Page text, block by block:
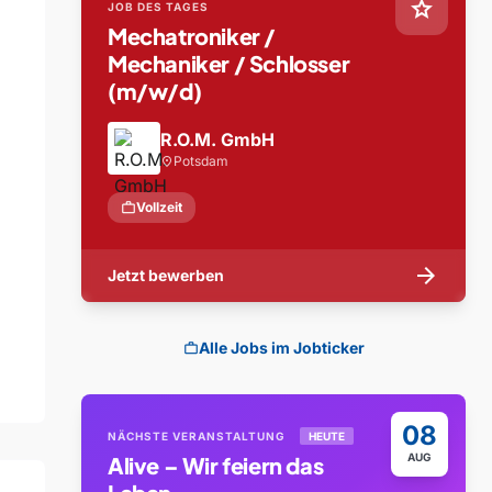
star
JOB DES TAGES
Mechatroniker /
Mechaniker / Schlosser
(m/w/d)
R.O.M. GmbH
location_on Potsdam
workVollzeit
Jetzt bewerben arrow_forward
workAlle Jobs im Jobticker
08
AUG
NÄCHSTE VERANSTALTUNG HEUTE
Alive – Wir feiern das